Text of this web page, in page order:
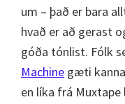
um – það er bara
hvað er að gerast
góða tónlist. Fólk
Machine gæti
en líka frá